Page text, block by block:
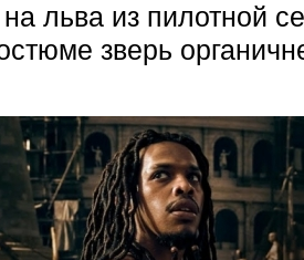
льва из пилотной
зверь